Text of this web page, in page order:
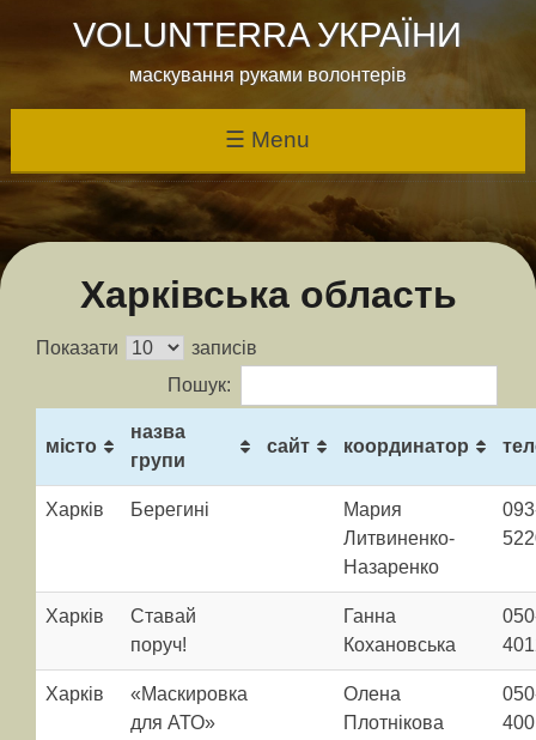
to
content
VOLUNTERRA УКРАЇНИ
маскування руками волонтерів
☰ Menu
Харківська область
Показати
записів
Пошук:
місто
назва
групи
сайт координатор
Харків Берегині
Мария
Литвиненко-
Назаренко
Харків
Ставай
поруч!
Ганна
Кохановська
Харків
«Маскировка
для АТО»
Олена
Плотнікова